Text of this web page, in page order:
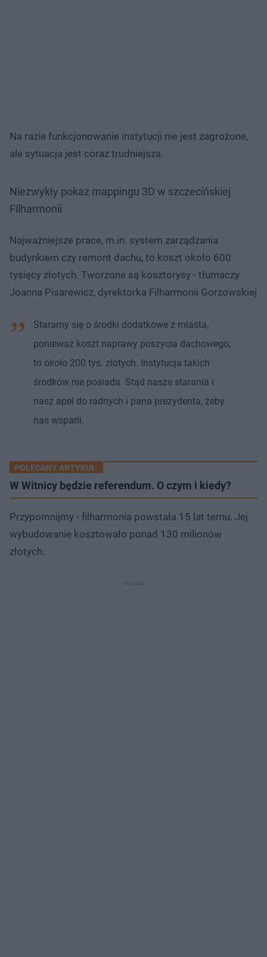
Na razie funkcjonowanie instytucji nie jest zagrożone,
ale sytuacja jest coraz trudniejsza.
Niezwykły pokaz mappingu 3D w szczecińskiej
Filharmonii
Najważniejsze prace, m.in. system zarządzania
budynkiem czy remont dachu, to koszt około 600
tysięcy złotych. Tworzone są kosztorysy - tłumaczy
Joanna Pisarewicz, dyrektorka Filharmonii Gorzowskiej
Staramy się o środki dodatkowe z miasta,
ponieważ koszt naprawy poszycia dachowego,
to około 200 tys. złotych. Instytucja takich
środków nie posiada. Stąd nasze starania i
nasz apel do radnych i pana prezydenta, żeby
nas wsparli.
POLECANY ARTYKUŁ:
W Witnicy będzie referendum. O czym i kiedy?
Przypomnijmy - filharmonia powstała 15 lat temu. Jej
wybudowanie kosztowało ponad 130 milionów
złotych.